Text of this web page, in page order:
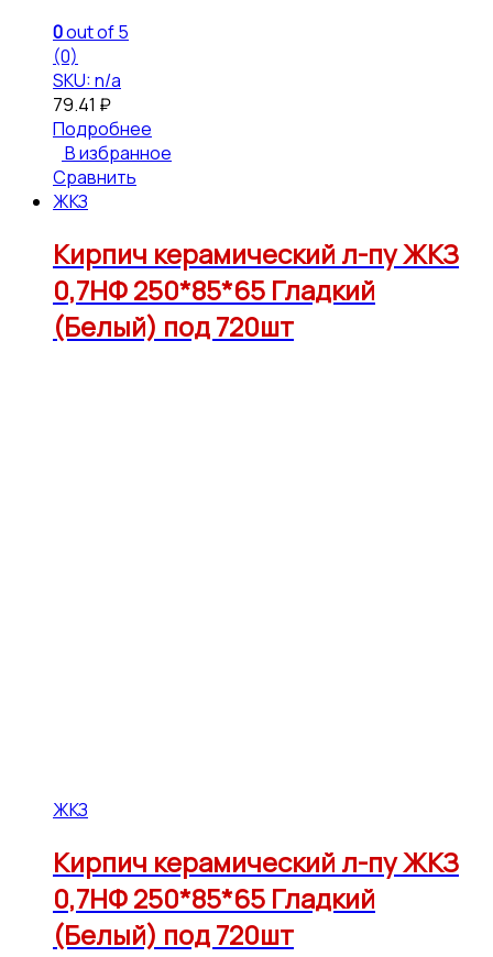
0out of 5
(0)
SKU: n/a
79.41 ₽
Подробнее
В избранное
Сравнить
ЖКЗ
Кирпич керамический л-пу ЖКЗ
0,7НФ 250*85*65 Гладкий
(Белый) под 720шт
ЖКЗ
Кирпич керамический л-пу ЖКЗ
0,7НФ 250*85*65 Гладкий
(Белый) под 720шт